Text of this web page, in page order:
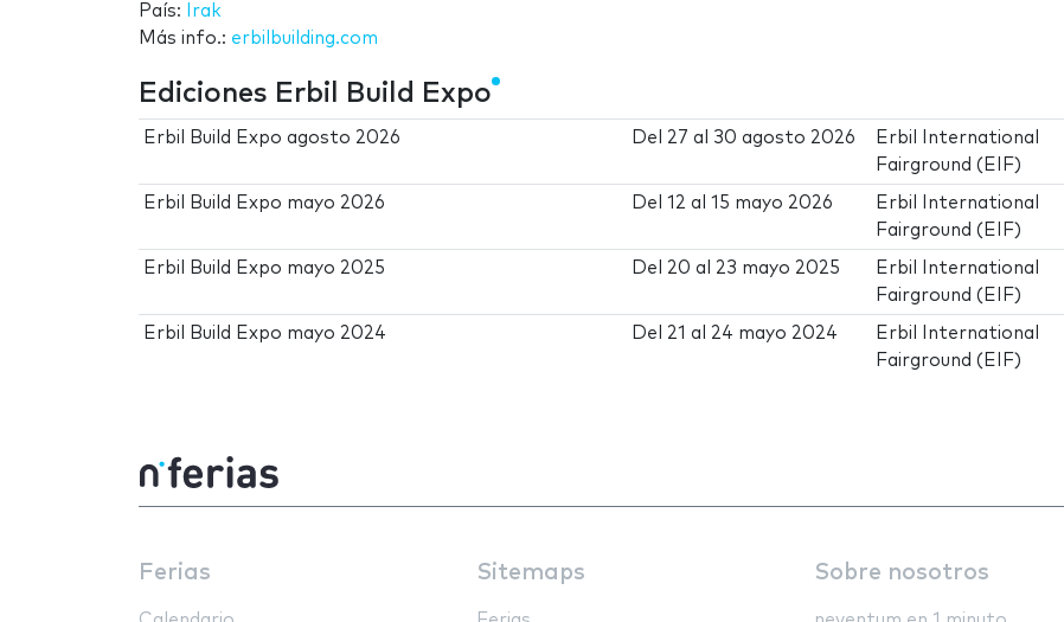
País:
Irak
Más info.: erbilbuilding.com
Ediciones Erbil Build Expo
Erbil Build Expo agosto 2026 Del 27 al 30 agosto 2026
Erbil International
Fairground (EIF)
Erbil Build Expo mayo 2026 Del12 al15 mayo 2026
Erbil International
Fairground (EIF)
Erbil Build Expo mayo 2025 Del 20 al 23 mayo 2025
Erbil International
Fairground (EIF)
Erbil Build Expo mayo 2024 Del 21 al 24 mayo 2024
Erbil International
Fairground (EIF)
Ferias Sitemaps Sobre nosotros